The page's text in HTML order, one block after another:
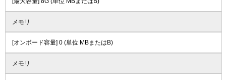
メモリ
[オンボード容量] 0 (単位 MBまたはB)
メモリ